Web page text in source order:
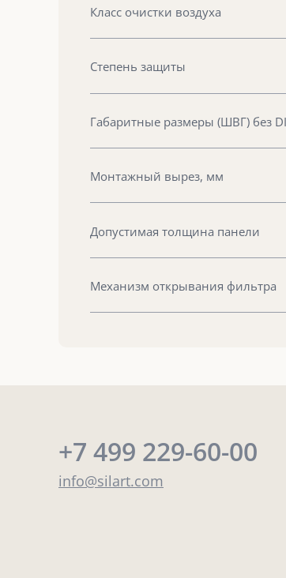
Класс очистки воздуха
Степень защиты
Габаритные размеры (ШВГ) без
Монтажный вырез, мм
Допустимая толщина панели
Механизм открывания фильтра
+7 499 229-60-00
info@silart.com